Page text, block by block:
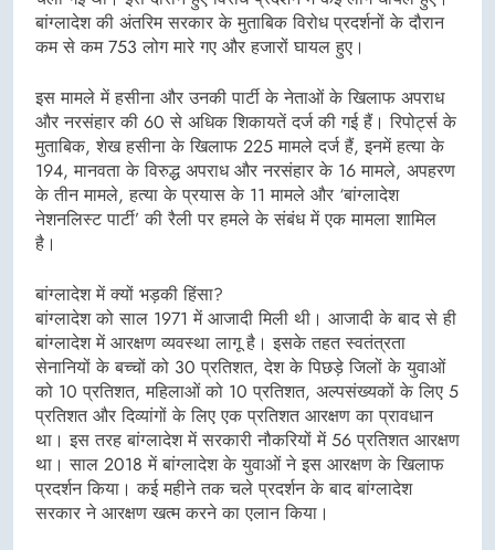
बांग्लादेश की अंतरिम सरकार के मुताबिक विरोध प्रदर्शनों के दौरान
कम से कम 753 लोग मारे गए और हजारों घायल हुए।
इस मामले में हसीना और उनकी पार्टी के नेताओं के खिलाफ अपराध
और नरसंहार की 60 से अधिक शिकायतें दर्ज की गई हैं। रिपोर्ट्स के
मुताबिक, शेख हसीना के खिलाफ 225 मामले दर्ज हैं, इनमें हत्या के
194, मानवता के विरुद्ध अपराध और नरसंहार के 16 मामले, अपहरण
के तीन मामले, हत्या के प्रयास के 11 मामले और ‘बांग्लादेश
नेशनलिस्ट पार्टी’ की रैली पर हमले के संबंध में एक मामला शामिल
है।
बांग्लादेश में क्यों भड़की हिंसा?
बांग्लादेश को साल 1971 में आजादी मिली थी। आजादी के बाद से ही
बांग्लादेश में आरक्षण व्यवस्था लागू है। इसके तहत स्वतंत्रता
सेनानियों के बच्चों को 30 प्रतिशत, देश के पिछड़े जिलों के युवाओं
को 10 प्रतिशत, महिलाओं को 10 प्रतिशत, अल्पसंख्यकों के लिए 5
प्रतिशत और दिव्यांगों के लिए एक प्रतिशत आरक्षण का प्रावधान
था। इस तरह बांग्लादेश में सरकारी नौकरियों में 56 प्रतिशत आरक्षण
था। साल 2018 में बांग्लादेश के युवाओं ने इस आरक्षण के खिलाफ
प्रदर्शन किया। कई महीने तक चले प्रदर्शन के बाद बांग्लादेश
सरकार ने आरक्षण खत्म करने का एलान किया।